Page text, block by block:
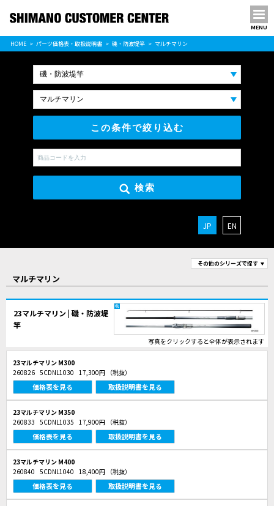
MENU
パーツ価格表
PARTS LIST
HOME パーツ価格表・取扱説明書 磯・防波堤竿 マルチマリン
この条件で絞り込む
検索
JP EN
その他のシリーズで探す
マルチマリン
23マルチマリン | 磯・防波堤
竿
写真をクリックすると全体が表示されます
23マルチマリン M300
260826 5CDNL1030 17,300円 （税抜）
価格表を見る 取扱説明書を見る
23マルチマリン M350
260833 5CDNL1035 17,900円 （税抜）
価格表を見る 取扱説明書を見る
23マルチマリン M400
260840 5CDNL1040 18,400円 （税抜）
価格表を見る 取扱説明書を見る